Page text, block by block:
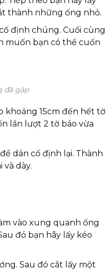
thành những ống nhỏ.
định chúng. Cuối cùng
muốn bạn có thể cuốn
đã gập
khoảng 15cm đến hết tờ
lần lượt 2 tờ báo vừa
dán cố định lại. Thành
dày.
vào xung quanh ống
đó bạn hãy lấy kéo
Sau đó cắt lấy một